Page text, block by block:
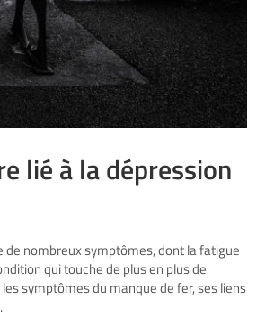
lié à la dépression
de nombreux symptômes, dont la fatigue
qui touche de plus en plus de
symptômes du manque de fer, ses liens